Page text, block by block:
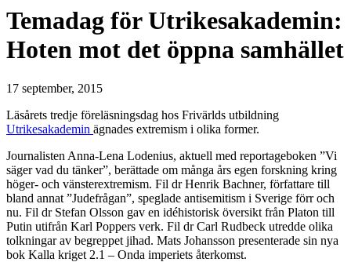
Temadag för Utrikesakademin:
Hoten mot det öppna samhället
17 september, 2015
Läsårets tredje föreläsningsdag hos Frivärlds utbildning
Utrikesakademin ägnades extremism i olika former.
Journalisten Anna-Lena Lodenius, aktuell med reportageboken ”Vi
säger vad du tänker”, berättade om många års egen forskning kring
höger- och vänsterextremism. Fil dr Henrik Bachner, författare till
bland annat ”Judefrågan”, speglade antisemitism i Sverige förr och
nu. Fil dr Stefan Olsson gav en idéhistorisk översikt från Platon till
Putin utifrån Karl Poppers verk. Fil dr Carl Rudbeck utredde olika
tolkningar av begreppet jihad. Mats Johansson presenterade sin nya
bok Kalla kriget 2.1 – Onda imperiets återkomst.